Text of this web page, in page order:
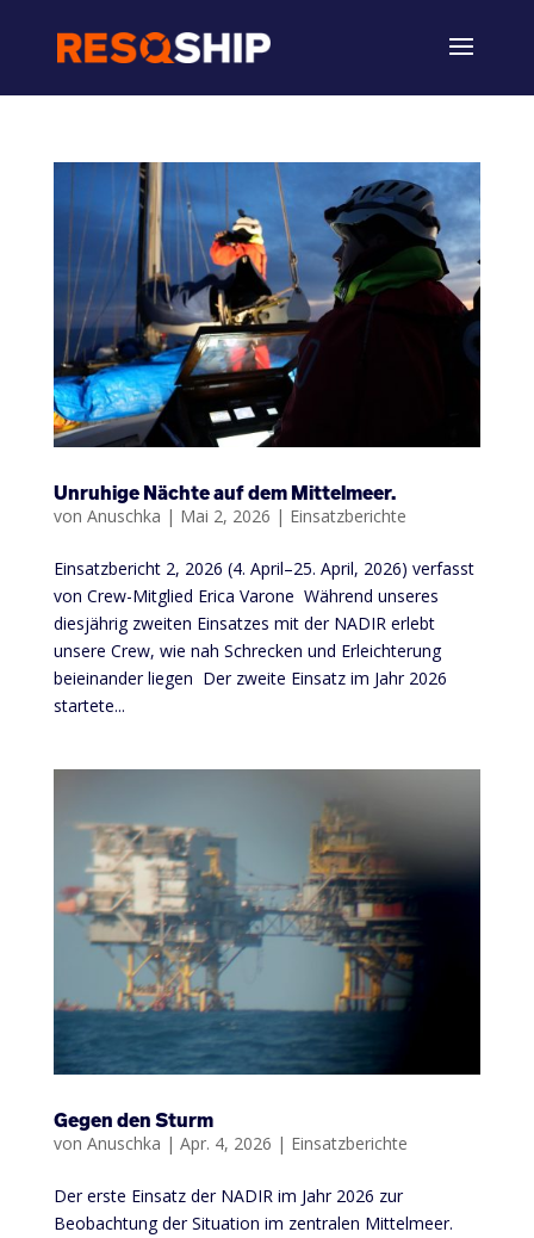
Unruhige Nächte auf dem Mittelmeer.
von Anuschka | Mai 2, 2026 | Einsatzberichte
Einsatzbericht 2, 2026 (4. April–25. April, 2026) verfasst
von Crew-Mitglied Erica Varone Während unseres
diesjährig zweiten Einsatzes mit der NADIR erlebt
unsere Crew, wie nah Schrecken und Erleichterung
beieinander liegen Der zweite Einsatz im Jahr 2026
startete...
Gegen den Sturm
von Anuschka | Apr. 4, 2026 | Einsatzberichte
Der erste Einsatz der NADIR im Jahr 2026 zur
Beobachtung der Situation im zentralen Mittelmeer.